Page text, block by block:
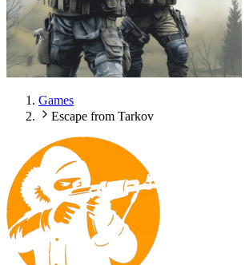
Games
Escape from Tarkov